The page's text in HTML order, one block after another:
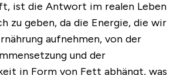
ist die Antwort im realen Leben
zu geben, da die Energie, die wir
aufnehmen, von der
und der
in Form von Fett abhängt, was